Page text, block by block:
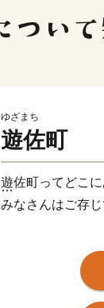
ゆざまち
遊佐町
遊佐町ってどこに
みなさんはご存
答えは「山形の
山形県を人の横